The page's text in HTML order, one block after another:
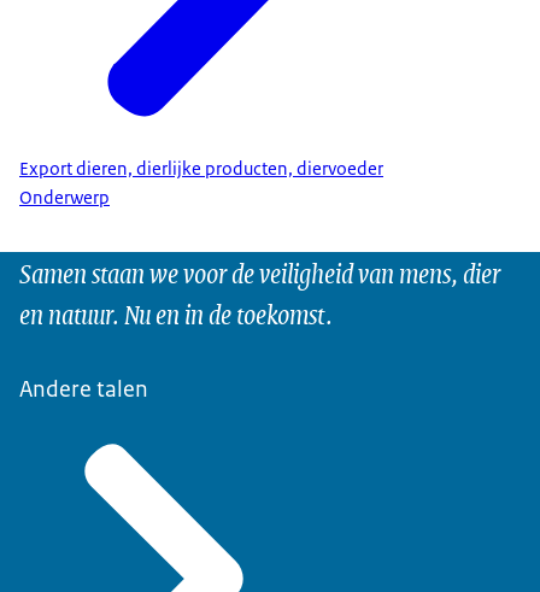
Export dieren, dierlijke producten, diervoeder
Onderwerp
Samen staan we voor de veiligheid van mens, dier
en natuur. Nu en in de toekomst.
Andere talen